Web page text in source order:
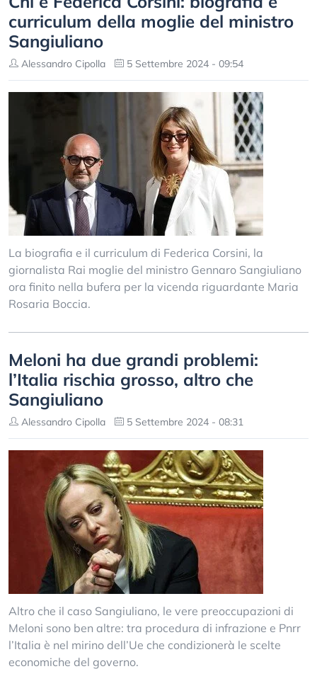
curriculum della moglie del ministro
Sangiuliano
Alessandro Cipolla 5 Settembre 2024 - 09:54
La biografia e il curriculum di Federica Corsini, la
giornalista Rai moglie del ministro Gennaro Sangiuliano
ora finito nella bufera per la vicenda riguardante Maria
Rosaria Boccia.
Meloni ha due grandi problemi:
l’Italia rischia grosso, altro che
Sangiuliano
Alessandro Cipolla 5 Settembre 2024 - 08:31
Altro che il caso Sangiuliano, le vere preoccupazioni di
Meloni sono ben altre: tra procedura di infrazione e Pnrr
l’Italia è nel mirino dell’Ue che condizionerà le scelte
economiche del governo.